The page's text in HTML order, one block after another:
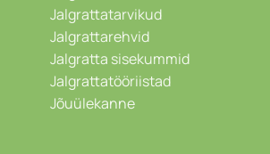
Jalgrattatarvikud
Jalgrattarehvid
Jalgratta sisekummid
Jalgrattatööriistad
Jõuülekanne